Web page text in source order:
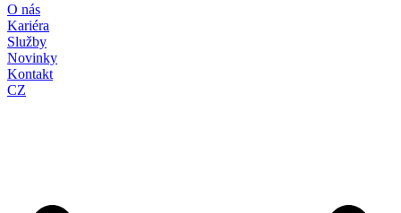
O nás
Kariéra
Služby
Novinky
Kontakt
CZ